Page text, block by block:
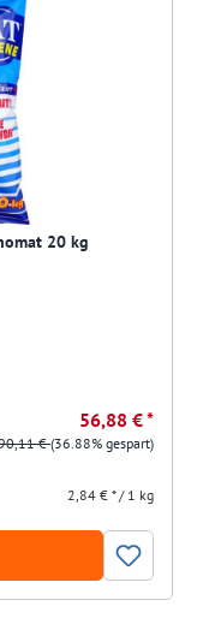
20 kg
56,88 € *
€(36.88% gespart)
2,84 € * / 1 kg